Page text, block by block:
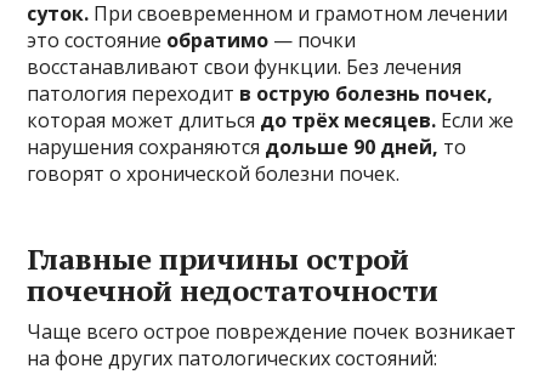
суток. При своевременном и грамотном лечении
это состояние обратимо — почки
восстанавливают свои функции. Без лечения
патология переходит в острую болезнь почек,
которая может длиться до трёх месяцев. Если же
нарушения сохраняются дольше 90 дней, то
говорят о хронической болезни почек.
Главные причины острой
почечной недостаточности
Чаще всего острое повреждение почек возникает
на фоне других патологических состояний: